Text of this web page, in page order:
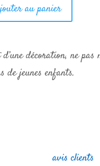
au panier
décoration, ne pas
de jeunes enfants.
avis clients